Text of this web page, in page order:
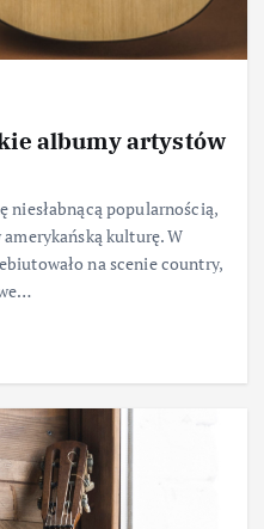
albumy artystów
niesłabnącą popularnością,
kulturę. W
na scenie country,